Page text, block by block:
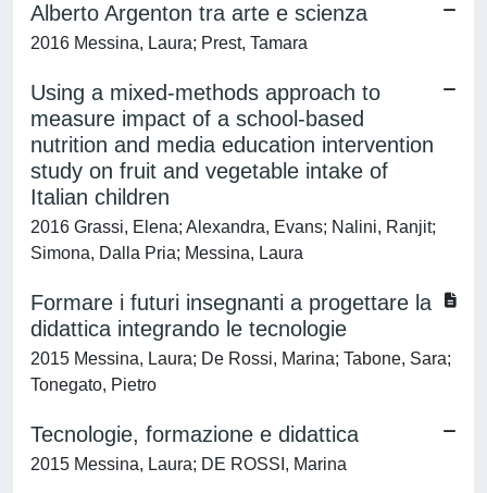
Alberto Argenton tra arte e scienza
2016 Messina, Laura; Prest, Tamara
Using a mixed-methods approach to
measure impact of a school-based
nutrition and media education intervention
study on fruit and vegetable intake of
Italian children
2016 Grassi, Elena; Alexandra, Evans; Nalini, Ranjit;
Simona, Dalla Pria; Messina, Laura
Formare i futuri insegnanti a progettare la
didattica integrando le tecnologie
2015 Messina, Laura; De Rossi, Marina; Tabone, Sara;
Tonegato, Pietro
Tecnologie, formazione e didattica
2015 Messina, Laura; DE ROSSI, Marina